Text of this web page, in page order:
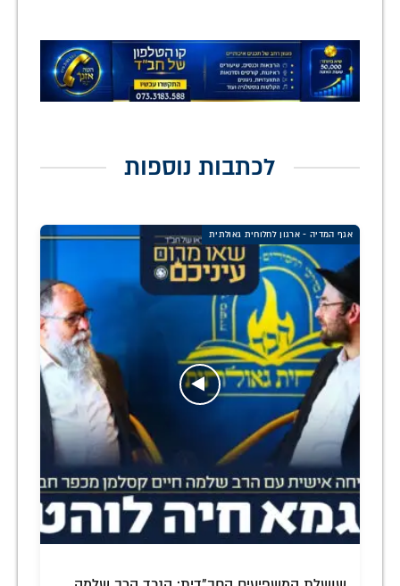
לכתבות נוספות
אגף המדיה - ארגון לחלוחית גאולתית